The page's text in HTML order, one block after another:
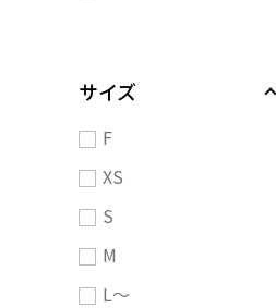
サイズ
F
XS
S
M
L～